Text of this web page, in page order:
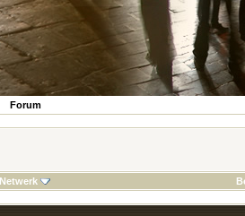
Forum
Netwerk